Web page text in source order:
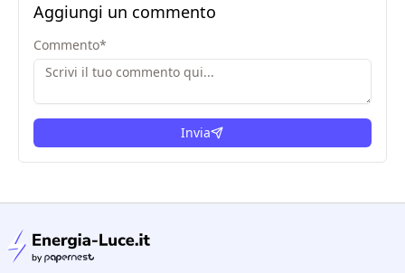
Aggiungi un commento
Commento*
Invia